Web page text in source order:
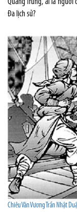
Quang Trung, ai là người
Đa lịch sử?
Chiêu Văn Vương Trần Nhật